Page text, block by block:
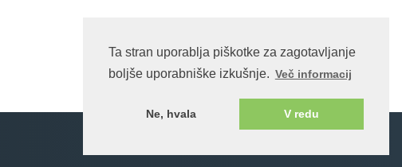
Ta stran uporablja piškotke za zagotavljanje
boljše uporabniške izkušnje. Več informacij
Ne, hvala V redu